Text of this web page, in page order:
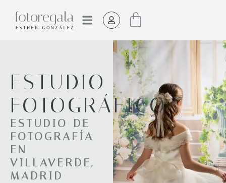
ESTUDIO
FOTOGRÁFICO
ESTUDIO DE
FOTOGRAFÍA
EN
VILLAVERDE,
MADRID